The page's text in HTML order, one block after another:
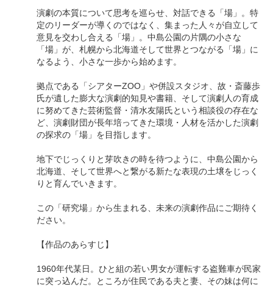
演劇の本質について思考を巡らせ、対話できる「場」。特
定のリーダーが導くのではなく、集まった人々が自立して
意見を交わし合える「場」。中島公園の片隅の小さな
「場」が、札幌から北海道そして世界とつながる「場」に
なるよう、小さな一歩から始めます。
拠点である「シアターZOO」や併設スタジオ、故・斎藤歩
氏が遺した膨大な演劇的知見や書籍、そして演劇人の育成
に努めてきた芸術監督・清水友陽氏という相談役の存在な
ど、演劇財団が長年培ってきた環境・人材を活かした演劇
の探求の「場」を目指します。
地下でじっくりと芽吹きの時を待つように、中島公園から
北海道、そして世界へと繋がる新たな表現の土壌をじっく
りと育んでいきます。
この「研究場」から生まれる、未来の演劇作品にご期待く
ださい。
【作品のあらすじ】
1960年代某日。ひと組の若い男女が運転する盗難車が民家
に突っ込んだ。ところが住民である夫と妻、その妹は何に